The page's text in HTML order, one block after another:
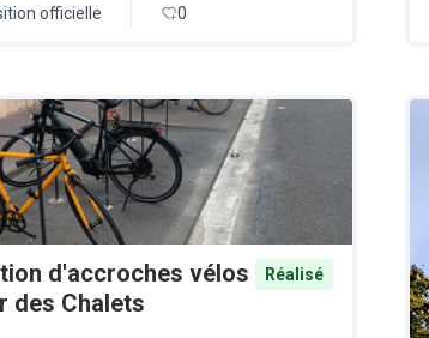
officielle 0
d'accroches vélos
des Chalets
Réalisé